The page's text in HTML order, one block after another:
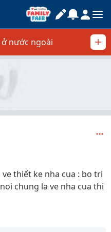
nước ngoài
thiết ke nha cua : bo tri
chung la ve nha cua thi